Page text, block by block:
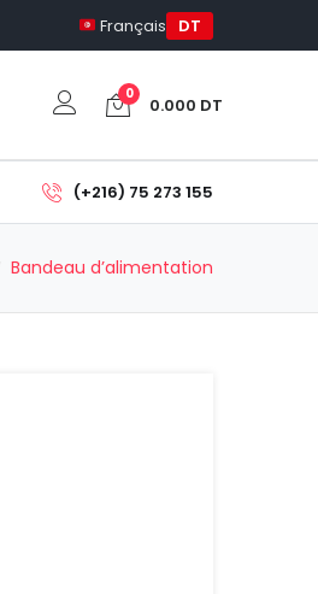
Français DT
0 0.000 DT
0.000DT
(+216) 75 273 155
Bandeau d’alimentation